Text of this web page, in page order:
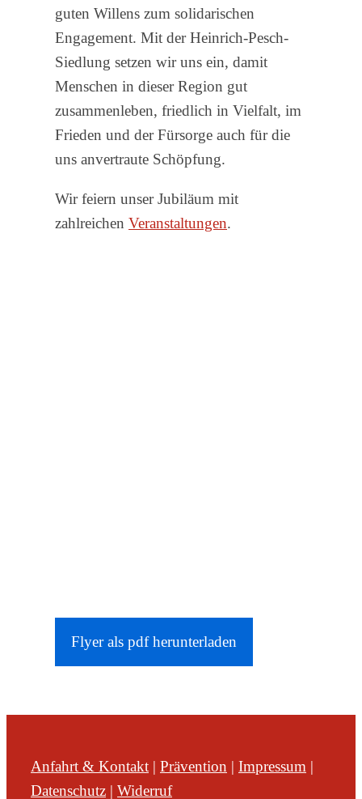
guten Willens zum solidarischen
Engagement. Mit der Heinrich-Pesch-
Siedlung setzen wir uns ein, damit
Menschen in dieser Region gut
zusammenleben, friedlich in Vielfalt, im
Frieden und der Fürsorge auch für die
uns anvertraute Schöpfung.
Wir feiern unser Jubiläum mit
zahlreichen Veranstaltungen.
Flyer als pdf herunterladen
Anfahrt & Kontakt | Prävention | Impressum |
Datenschutz | Widerruf